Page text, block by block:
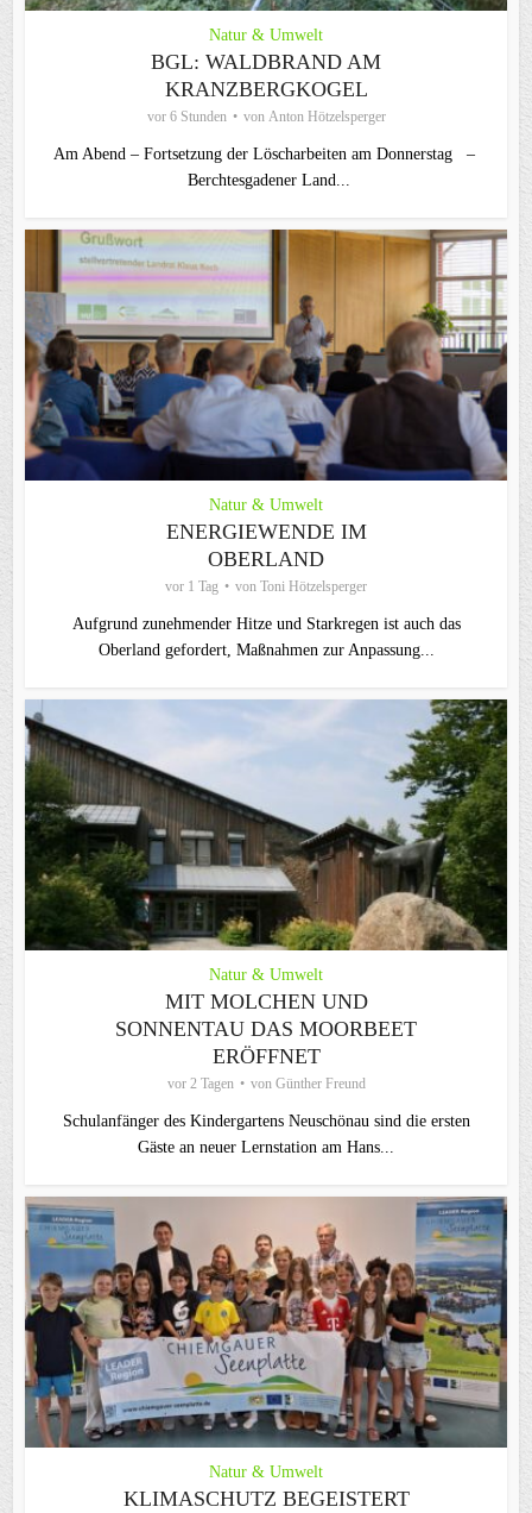
Natur & Umwelt
BGL: WALDBRAND AM
KRANZBERGKOGEL
vor 6 Stunden von Anton Hötzelsperger
Am Abend – Fortsetzung der Löscharbeiten am Donnerstag –
Berchtesgadener Land...
Natur & Umwelt
ENERGIEWENDE IM
OBERLAND
vor 1 Tag von Toni Hötzelsperger
Aufgrund zunehmender Hitze und Starkregen ist auch das
Oberland gefordert, Maßnahmen zur Anpassung...
Natur & Umwelt
MIT MOLCHEN UND
SONNENTAU DAS MOORBEET
ERÖFFNET
vor 2 Tagen von Günther Freund
Schulanfänger des Kindergartens Neuschönau sind die ersten
Gäste an neuer Lernstation am Hans...
Natur & Umwelt
KLIMASCHUTZ BEGEISTERT